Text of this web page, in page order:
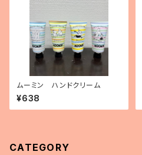
ムーミン ハンドクリーム
¥638
CATEGORY